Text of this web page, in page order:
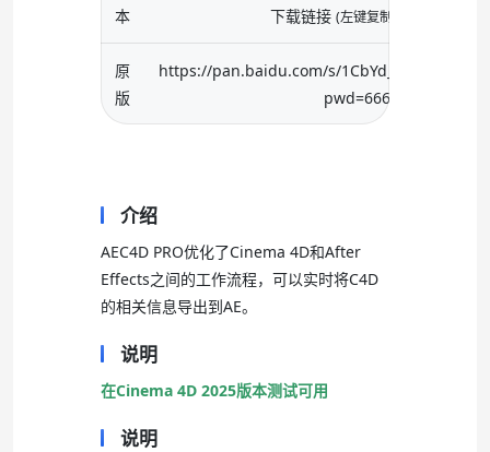
本
下载链接 (左键复制 右键全选)
原
版
https://pan.baidu.com/s/
pwd=6666
介绍
AEC4D PRO优化了Cinema 4D和After
Effects之间的工作流程，可以实时将C4D
的相关信息导出到AE。
说明
在Cinema 4D 2025版本测试可用
说明